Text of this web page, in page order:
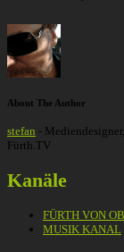
About The Author
stefan -
Fürth.TV
Kanäle
FÜRTH VON
MUSIK KANAL